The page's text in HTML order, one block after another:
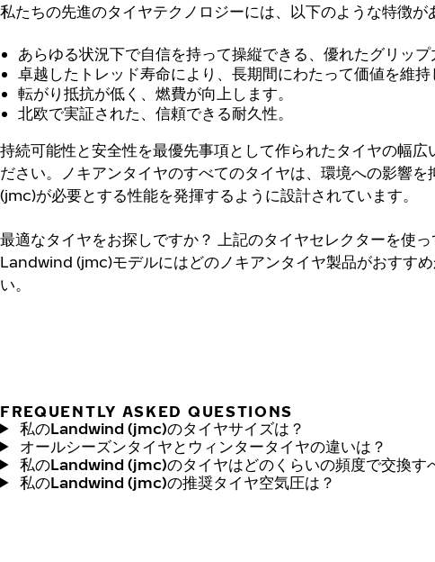
私たちの先進のタイヤテクノロジーには、以下のような特徴が
あらゆる状況下で自信を持って操縦できる、優れたグリップ
卓越したトレッド寿命により、長期間にわたって価値を維持
転がり抵抗が低く、燃費が向上します。
北欧で実証された、信頼できる耐久性。
持続可能性と安全性を最優先事項として作られたタイヤの幅広
ださい。ノキアンタイヤのすべてのタイヤは、環境への影響
(jmc)が必要とする性能を発揮するように設計されています。
最適なタイヤをお探しですか？
上記のタイヤセレクターを使
Landwind (jmc)モデルにはどのノキアンタイヤ製品がおすす
い。
FREQUENTLY ASKED QUESTIONS
私のLandwind (jmc)のタイヤサイズは？
オールシーズンタイヤとウィンタータイヤの違いは？
私のLandwind (jmc)のタイヤはどのくらいの頻度で交換す
私のLandwind (jmc)の推奨タイヤ空気圧は？